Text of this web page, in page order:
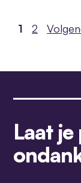
Pagina
1 Pagina
2
Laat